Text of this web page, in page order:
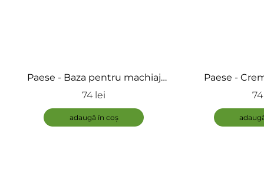
Paese - Baza pentru machiaj
Corectoare - Corecting Make-
74 lei
adaugă în coș
Paese -
ptorectie